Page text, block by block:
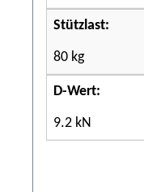
Stützlast:
80 kg
D-Wert:
9.2 kN